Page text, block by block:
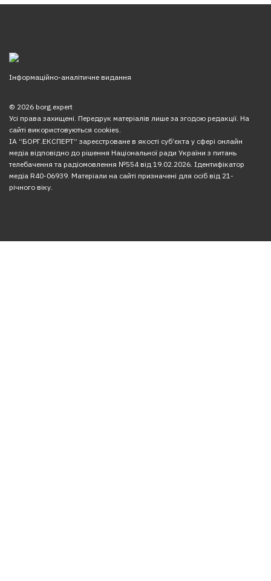
Інформаційно-аналітичне видання
© 2026 borg.expert
Усі права захищені. Передрук матеріалів лише за згодою редакції. На
сайті використовуються cookies.
ІА “БОРГ.ЕКСПЕРТ” зареєстроване в якості суб’єкта у сфері онлайн
медіа відповідно до рішення Національної ради України з питань
телебачення та радіомовлення №554 від 19.02.2026. Ідентифікатор
медіа R40-06939. Матеріали на сайті призначені для осіб від 21-
річного віку.